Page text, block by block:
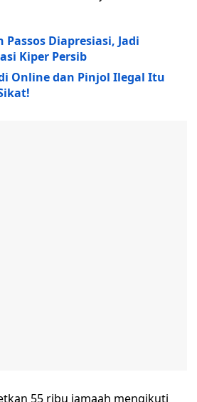
Diapresiasi, Jadi
Kiper Persib
Online dan Pinjol Ilegal Itu
55 ribu jamaah mengikuti